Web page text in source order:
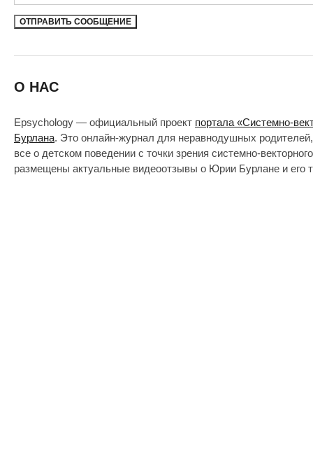
О НАС
Epsychology — официальный проект портала «Системно-
Бурлана. Это онлайн-журнал для неравнодушных
все о детском поведении с точки зрения системно-
размещены актуальные видеоотзывы о Юрии Бурлане и его